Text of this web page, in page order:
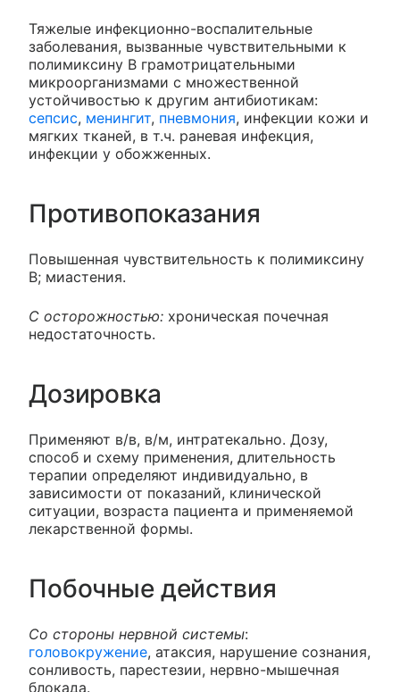
Тяжелые инфекционно-воспалительные
заболевания, вызванные чувствительными к
полимиксину В грамотрицательными
микроорганизмами с множественной
устойчивостью к другим антибиотикам:
сепсис, менингит, пневмония, инфекции кожи и
мягких тканей, в т.ч. раневая инфекция,
инфекции у обожженных.
Противопоказания
Повышенная чувствительность к полимиксину
B; миастения.
С осторожностью: хроническая почечная
недостаточность.
Дозировка
Применяют в/в, в/м, интратекально. Дозу,
способ и схему применения, длительность
терапии определяют индивидуально, в
зависимости от показаний, клинической
ситуации, возраста пациента и применяемой
лекарственной формы.
Побочные действия
Со стороны нервной системы:
головокружение, атаксия, нарушение сознания,
сонливость, парестезии, нервно-мышечная
блокада.